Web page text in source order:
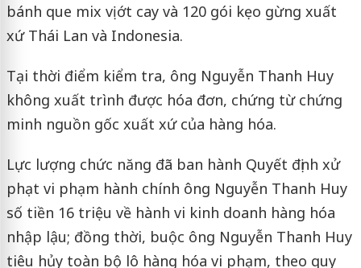
bánh que mix vị ớt cay và 120 gói kẹo gừng xuất
xứ Thái Lan và Indonesia.
Tại thời điểm kiểm tra, ông Nguyễn Thanh Huy
không xuất trình được hóa đơn, chứng từ chứng
minh nguồn gốc xuất xứ của hàng hóa.
Lực lượng chức năng đã ban hành Quyết định xử
phạt vi phạm hành chính ông Nguyễn Thanh Huy
số tiền 16 triệu về hành vi kinh doanh hàng hóa
nhập lậu; đồng thời, buộc ông Nguyễn Thanh Huy
tiêu hủy toàn bộ lô hàng hóa vi phạm, theo quy